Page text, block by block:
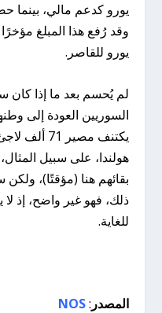
يورو للقاصر.
لم يُحسم بعد ما إذا كان
السوريين العودة إلى
يكتنف
هولندا، على سبيل المثال،
بقائهم هنا (مؤقتًا)،
ذلك، فهو غير واضح، إذ
للغاية.
المصدر :
NOS